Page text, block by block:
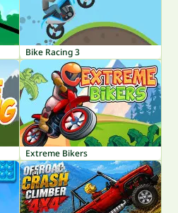
Bike Racing 3
Extreme Bikers